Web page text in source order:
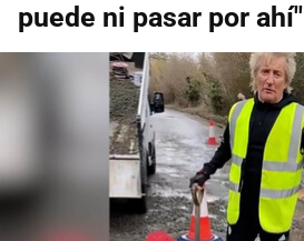
puede ni pasar por ahí"